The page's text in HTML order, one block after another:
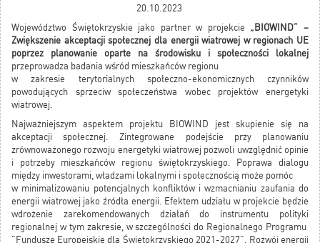
20.10.2023
Województwo Świętokrzyskie jako partner w projekcie „BIOWIND” –
Zwiększenie akceptacji społecznej dla energii wiatrowej w regionach UE
poprzez planowanie oparte na środowisku i społeczności lokalnej
przeprowadza badania wśród mieszkańców regionu
w zakresie terytorialnych społeczno-ekonomicznych czynników
powodujących sprzeciw społeczeństwa wobec projektów energetyki
wiatrowej.
Najważniejszym aspektem projektu BIOWIND jest skupienie się na
akceptacji społecznej. Zintegrowane podejście przy planowaniu
zrównoważonego rozwoju energetyki wiatrowej pozwoli uwzględnić opinie
i potrzeby mieszkańców regionu świętokrzyskiego. Poprawa dialogu
między inwestorami, władzami lokalnymi i społecznością może pomóc
w minimalizowaniu potencjalnych konfliktów i wzmacnianiu zaufania do
energii wiatrowej jako źródła energii. Efektem udziału w projekcie będzie
wdrożenie zarekomendowanych działań do instrumentu polityki
regionalnej w tym zakresie, w szczególności do Regionalnego Programu
”Fundusze Europejskie dla Świętokrzyskiego 2021-2027”. Rozwój energii